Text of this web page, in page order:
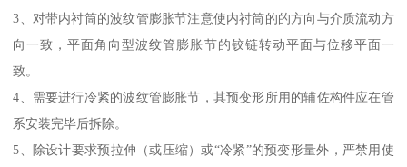
3、对带内衬筒的波纹管膨胀节注意使内衬筒的的方向与介质流动方
向一致，平面角向型波纹管膨胀节的铰链转动平面与位移平面一
致。
4、需要进行冷紧的波纹管膨胀节，其预变形所用的辅佐构件应在管
系安装完毕后拆除。
5、除设计要求预拉伸（或压缩）或“冷紧”的预变形量外，严禁用使